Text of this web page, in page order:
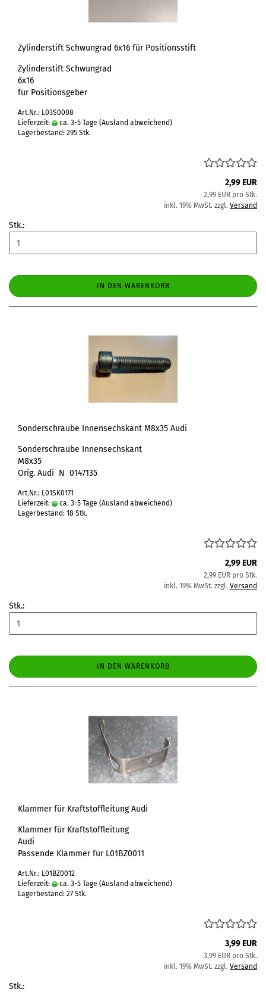
Zylinderstift Schwungrad 6x16 für Positionsstift
Zylinderstift Schwungrad
6x16
für Positionsgeber
Art.Nr.: L03S0008
Lieferzeit:
ca. 3-5 Tage (Ausland abweichend)
Lagerbestand: 295 Stk.
2,99 EUR
2,99 EUR pro Stk.
inkl. 19% MwSt. zzgl. Versand
Stk.:
IN DEN WARENKORB
Sonderschraube Innensechskant M8x35 Audi
Sonderschraube Innensechskant
M8x35
Orig. Audi N 0147135
Art.Nr.: L01SK0171
Lieferzeit:
ca. 3-5 Tage (Ausland abweichend)
Lagerbestand: 18 Stk.
2,99 EUR
2,99 EUR pro Stk.
inkl. 19% MwSt. zzgl. Versand
Stk.:
IN DEN WARENKORB
Klammer für Kraftstoffleitung Audi
Klammer für Kraftstoffleitung
Audi
Passende Klammer für L01BZ0011
Art.Nr.: L01BZ0012
Lieferzeit:
ca. 3-5 Tage (Ausland abweichend)
Lagerbestand: 27 Stk.
3,99 EUR
3,99 EUR pro Stk.
inkl. 19% MwSt. zzgl. Versand
Stk.: